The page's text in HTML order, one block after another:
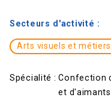
Secteurs d'activité :
Arts visuels et métiers
Spécialité : Confection
et d'aimants